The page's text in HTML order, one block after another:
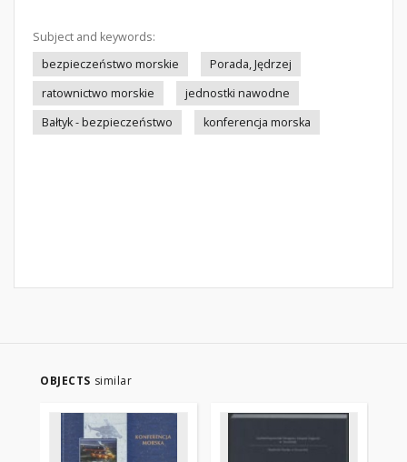
Subject and keywords:
bezpieczeństwo morskie
Porada, Jędrzej
ratownictwo morskie
jednostki nawodne
Bałtyk - bezpieczeństwo
konferencja morska
OBJECTS similar